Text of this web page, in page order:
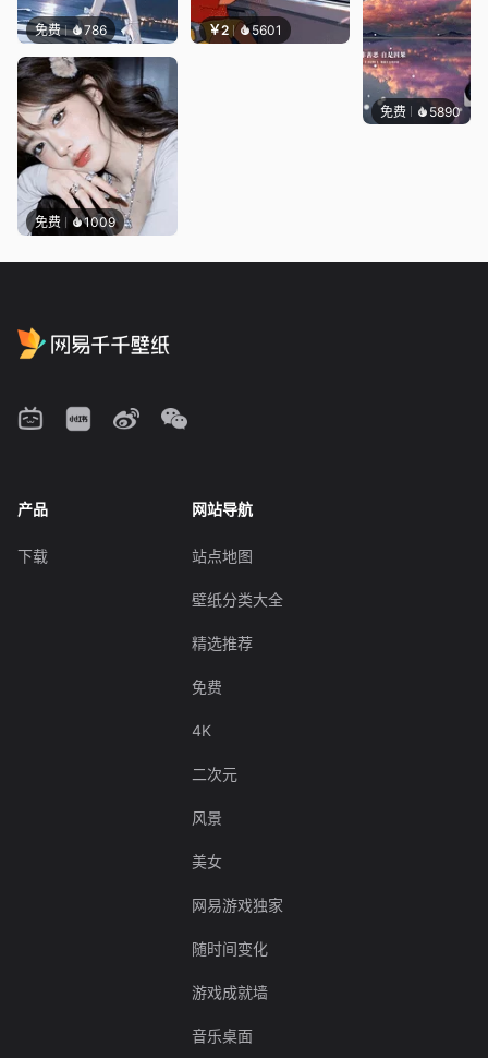
免费 786 ￥2 5601
免费 1009
免费 5890冰茶
产品
下载
网站导航
站点地图
壁纸分类大全
精选推荐
免费
4K
二次元
风景
美女
网易游戏独家
随时间变化
游戏成就墙
音乐桌面